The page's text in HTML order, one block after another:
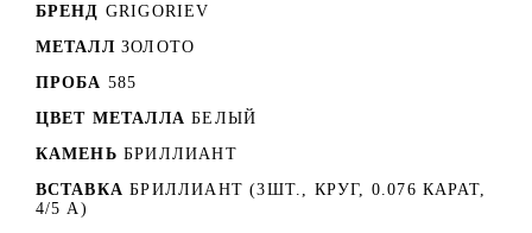
БРЕНД GRIGORIEV
МЕТАЛЛ ЗОЛОТО
ПРОБА 585
ЦВЕТ МЕТАЛЛА БЕЛЫЙ
КАМЕНЬ БРИЛЛИАНТ
ВСТАВКА БРИЛЛИАНТ (3ШТ., КРУГ, 0.076 КАРАТ,
4/5 А)